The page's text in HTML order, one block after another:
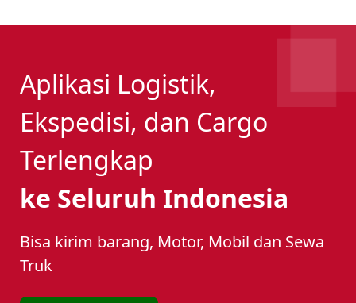
Aplikasi Logistik,
Ekspedisi, dan Cargo
Terlengkap
ke Seluruh Indonesia
Bisa kirim barang, Motor, Mobil dan Sewa
Truk